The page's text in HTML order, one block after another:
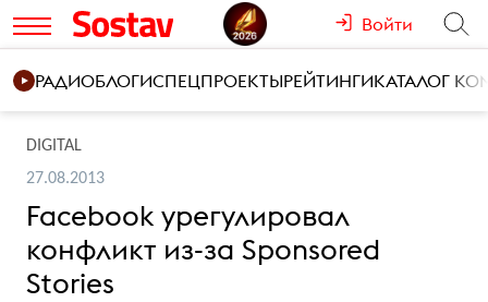
Войти
РАДИОБЛОГИСПЕЦПРОЕКТЫРЕЙТИНГИКАТАЛОГ
DIGITAL
27.08.2013
Facebook урегулировал
конфликт из-за Sponsored
Stories